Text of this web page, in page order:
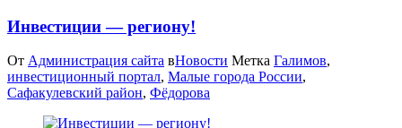
Инвестиции — региону!
От Администрация сайта вНовости Метка Галимов,
инвестиционный портал, Малые города России,
Сафакулевский район, Фёдорова